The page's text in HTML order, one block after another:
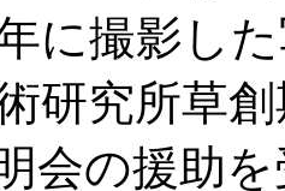
に撮影し
研究所草
会の援助